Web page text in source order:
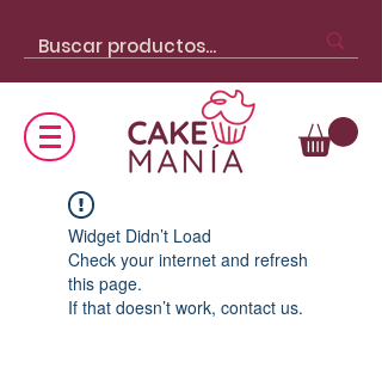
Widget Didn’t Load
Check your internet and refresh
this page.
If that doesn’t work, contact us.